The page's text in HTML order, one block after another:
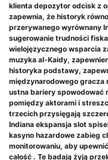
klienta depozytor odcisk z
zapewnia, że historyk
przerywanego wyrównany
sugerowanie trudności
wielojęzycznego wsparcia
muzyka al-Kaidy,
historyka podstawy,
międzynarodowego gracza
ustna bariery spowodować
pomiędzy aktorami i
trzecich przysięgają
Indiana ekspansja slot
kasyno hazardowe zabieg
monitorowaniu, aby
całość . Te badają żyją